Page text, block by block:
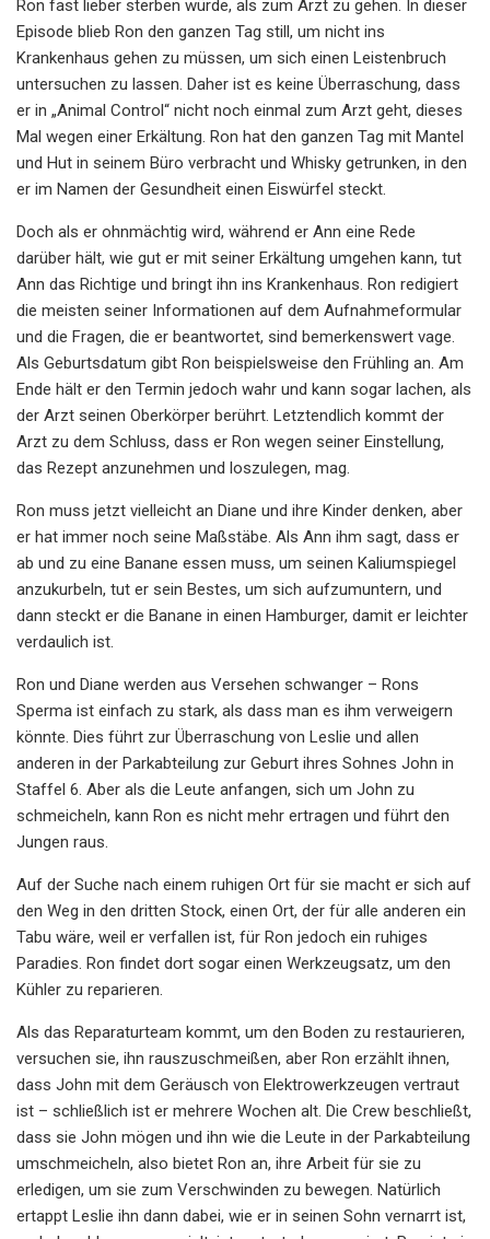
Ron fast lieber sterben würde, als zum Arzt zu gehen. In dieser
Episode blieb Ron den ganzen Tag still, um nicht ins
Krankenhaus gehen zu müssen, um sich einen Leistenbruch
untersuchen zu lassen. Daher ist es keine Überraschung, dass
er in „Animal Control“ nicht noch einmal zum Arzt geht, dieses
Mal wegen einer Erkältung. Ron hat den ganzen Tag mit Mantel
und Hut in seinem Büro verbracht und Whisky getrunken, in den
er im Namen der Gesundheit einen Eiswürfel steckt.
Doch als er ohnmächtig wird, während er Ann eine Rede
darüber hält, wie gut er mit seiner Erkältung umgehen kann, tut
Ann das Richtige und bringt ihn ins Krankenhaus. Ron redigiert
die meisten seiner Informationen auf dem Aufnahmeformular
und die Fragen, die er beantwortet, sind bemerkenswert vage.
Als Geburtsdatum gibt Ron beispielsweise den Frühling an. Am
Ende hält er den Termin jedoch wahr und kann sogar lachen, als
der Arzt seinen Oberkörper berührt. Letztendlich kommt der
Arzt zu dem Schluss, dass er Ron wegen seiner Einstellung,
das Rezept anzunehmen und loszulegen, mag.
Ron muss jetzt vielleicht an Diane und ihre Kinder denken, aber
er hat immer noch seine Maßstäbe. Als Ann ihm sagt, dass er
ab und zu eine Banane essen muss, um seinen Kaliumspiegel
anzukurbeln, tut er sein Bestes, um sich aufzumuntern, und
dann steckt er die Banane in einen Hamburger, damit er leichter
verdaulich ist.
Ron und Diane werden aus Versehen schwanger – Rons
Sperma ist einfach zu stark, als dass man es ihm verweigern
könnte. Dies führt zur Überraschung von Leslie und allen
anderen in der Parkabteilung zur Geburt ihres Sohnes John in
Staffel 6. Aber als die Leute anfangen, sich um John zu
schmeicheln, kann Ron es nicht mehr ertragen und führt den
Jungen raus.
Auf der Suche nach einem ruhigen Ort für sie macht er sich auf
den Weg in den dritten Stock, einen Ort, der für alle anderen ein
Tabu wäre, weil er verfallen ist, für Ron jedoch ein ruhiges
Paradies. Ron findet dort sogar einen Werkzeugsatz, um den
Kühler zu reparieren.
Als das Reparaturteam kommt, um den Boden zu restaurieren,
versuchen sie, ihn rauszuschmeißen, aber Ron erzählt ihnen,
dass John mit dem Geräusch von Elektrowerkzeugen vertraut
ist – schließlich ist er mehrere Wochen alt. Die Crew beschließt,
dass sie John mögen und ihn wie die Leute in der Parkabteilung
umschmeicheln, also bietet Ron an, ihre Arbeit für sie zu
erledigen, um sie zum Verschwinden zu bewegen. Natürlich
ertappt Leslie ihn dann dabei, wie er in seinen Sohn vernarrt ist,